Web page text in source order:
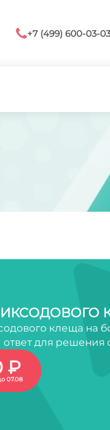
+7 (499) 600-03-03
клеща на
для
₽
07.08